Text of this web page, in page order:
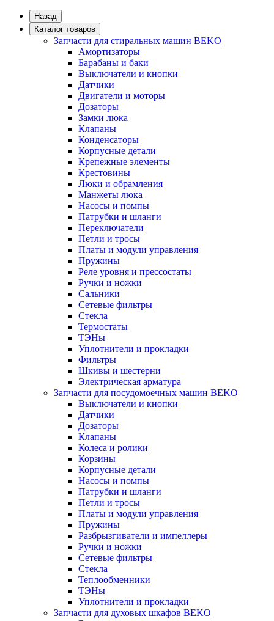
Назад
Каталог товаров
Запчасти для стиральных машин BEKO
Амортизаторы
Барабаны и баки
Выключатели и кнопки
Датчики
Двигатели и моторы
Дозаторы
Замки люка
Клапаны
Конденсаторы
Корпусные детали
Крепежные элементы
Крестовины
Люки и обрамления
Манжеты люка
Насосы и помпы
Патрубки и шланги
Переключатели
Петли и тросы
Платы и модули управления
Пружины
Реле уровня и прессостаты
Ручки и ножки
Сальники
Сетевые фильтры
Стекла
Термостаты
ТЭНы
Уплотнители и прокладки
Фильтры
Шкивы и шестерни
Электрическая арматура
Запчасти для посудомоечных машин BEKO
Выключатели и кнопки
Датчики
Дозаторы
Клапаны
Колеса и ролики
Корзины
Корпусные детали
Насосы и помпы
Патрубки и шланги
Петли и тросы
Платы и модули управления
Пружины
Разбрызгиватели и импеллеры
Ручки и ножки
Сетевые фильтры
Стекла
Теплообменники
ТЭНы
Уплотнители и прокладки
Запчасти для духовых шкафов BEKO